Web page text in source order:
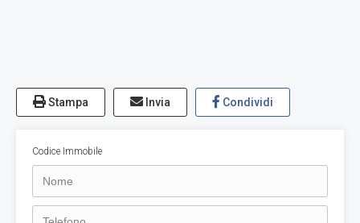
Stampa Invia Condividi
Codice Immobile